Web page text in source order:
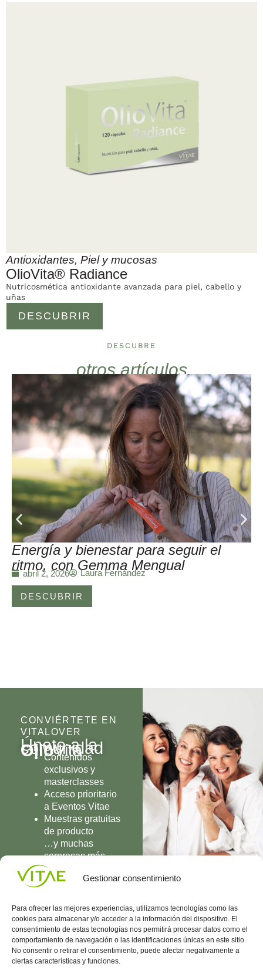
Gestionar consentimiento
Para ofrecer las mejores experiencias, utilizamos tecnologías como las
cookies para almacenar y/o acceder a la información del dispositivo. El
consentimiento de estas tecnologías nos permitirá procesar datos como el
comportamiento de navegación o las identificaciones únicas en este sitio.
No consentir o retirar el consentimiento, puede afectar negativamente a
ciertas características y funciones.
Antioxidantes, Piel y mucosas
OlioVita® Radiance
DESCUBRIR
Nutricosmética antioxidante avanzada para piel, cabello y
uñas
DESCUBRE
otros artículos
Energía y bienestar para seguir el
ritmo, con Gemma Mengual
abril 2, 2026 Laura Fernández
DESCUBRIR
CONVIÉRTETE EN
VITALOVER
Únete a la
comunidad
OlioVita
Contenidos
exclusivos y
masterclasses
Acceso prioritario
a Eventos Vitae
Muestras gratuitas
de producto
…y muchas
sorpresas más
UNIRME
Conocenos
Vitae
Política
de
(+34)
935